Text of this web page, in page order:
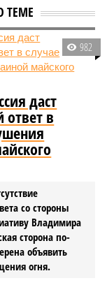
ТЕМЕ
982
даст
ответ в
со стороны
Владимира
сторона по-
объявить
огня.